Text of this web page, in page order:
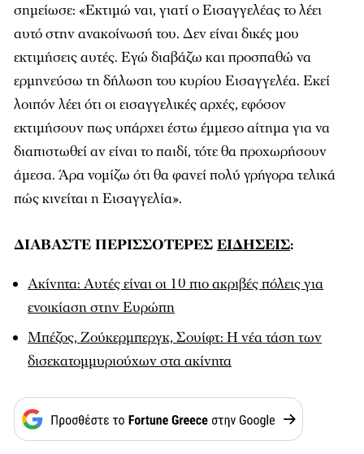
σημείωσε: «Εκτιμώ ναι, γιατί ο Εισαγγελέας το λέει
αυτό στην ανακοίνωσή του. Δεν είναι δικές μου
εκτιμήσεις αυτές. Εγώ διαβάζω και προσπαθώ να
ερμηνεύσω τη δήλωση του κυρίου Εισαγγελέα. Εκεί
λοιπόν λέει ότι οι εισαγγελικές αρχές, εφόσον
εκτιμήσουν πως υπάρχει έστω έμμεσο αίτημα για να
διαπιστωθεί αν είναι το παιδί, τότε θα προχωρήσουν
άμεσα. Άρα νομίζω ότι θα φανεί πολύ γρήγορα τελικά
πώς κινείται η Εισαγγελία».
ΔΙΑΒΑΣΤΕ ΠΕΡΙΣΣΟΤΕΡΕΣ ΕΙΔΗΣΕΙΣ:
Ακίνητα: Αυτές είναι οι 10 πιο ακριβές πόλεις για
ενοικίαση στην Ευρώπη
Μπέζος, Ζούκερμπεργκ, Σουίφτ: Η νέα τάση των
δισεκατομμυριούχων στα ακίνητα